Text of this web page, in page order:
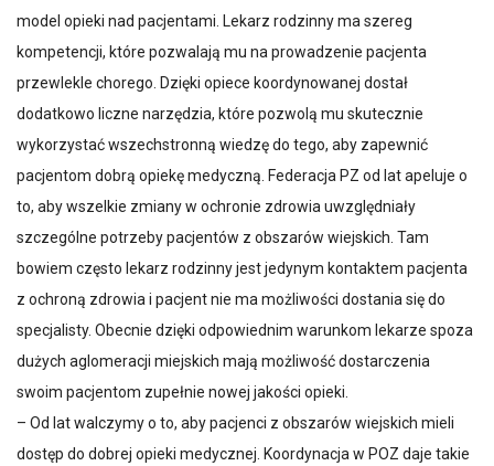
model opieki nad pacjentami. Lekarz rodzinny ma szereg
kompetencji, które pozwalają mu na prowadzenie pacjenta
przewlekle chorego. Dzięki opiece koordynowanej dostał
dodatkowo liczne narzędzia, które pozwolą mu skutecznie
wykorzystać wszechstronną wiedzę do tego, aby zapewnić
pacjentom dobrą opiekę medyczną. Federacja PZ od lat apeluje o
to, aby wszelkie zmiany w ochronie zdrowia uwzględniały
szczególne potrzeby pacjentów z obszarów wiejskich. Tam
bowiem często lekarz rodzinny jest jedynym kontaktem pacjenta
z ochroną zdrowia i pacjent nie ma możliwości dostania się do
specjalisty. Obecnie dzięki odpowiednim warunkom lekarze spoza
dużych aglomeracji miejskich mają możliwość dostarczenia
swoim pacjentom zupełnie nowej jakości opieki.
– Od lat walczymy o to, aby pacjenci z obszarów wiejskich mieli
dostęp do dobrej opieki medycznej. Koordynacja w POZ daje takie